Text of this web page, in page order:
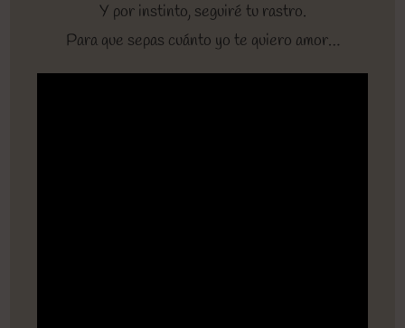
Y por instinto, seguiré tu rastro.
Para que sepas cuánto yo te quiero amor…